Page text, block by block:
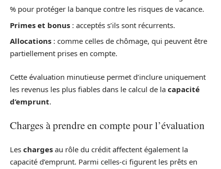
% pour protéger la banque contre les risques de vacance.
Primes et bonus : acceptés s’ils sont récurrents.
Allocations : comme celles de chômage, qui peuvent être
partiellement prises en compte.
Cette évaluation minutieuse permet d’inclure uniquement
les revenus les plus fiables dans le calcul de la capacité
d’emprunt.
Charges à prendre en compte pour l’évaluation
Les charges au rôle du crédit affectent également la
capacité d’emprunt. Parmi celles-ci figurent les prêts en